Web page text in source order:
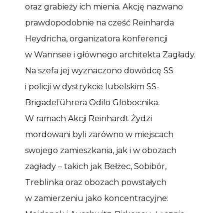
oraz grabieży ich mienia. Akcję nazwano
prawdopodobnie na cześć Reinharda
Heydricha, organizatora konferencji
w Wannsee i głównego architekta Zagłady.
Na szefa jej wyznaczono dowódcę SS
i policji w dystrykcie lubelskim SS-
Brigadeführera Odilo Globocnika.
W ramach Akcji Reinhardt Żydzi
mordowani byli zarówno w miejscach
swojego zamieszkania, jak i w obozach
zagłady – takich jak Bełżec, Sobibór,
Treblinka oraz obozach powstałych
w zamierzeniu jako koncentracyjne: